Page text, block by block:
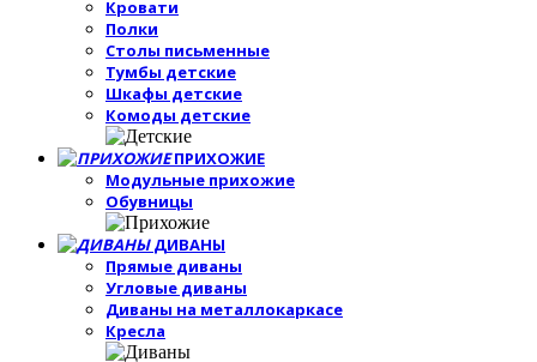
Кровати
Полки
Столы письменные
Тумбы детские
Шкафы детские
Комоды детские
ПРИХОЖИЕ
Модульные прихожие
Обувницы
ДИВАНЫ
Прямые диваны
Угловые диваны
Диваны на металлокаркасе
Кресла